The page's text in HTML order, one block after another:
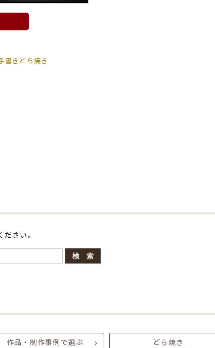
書きどら焼き
さい。
作品・制作事例で選ぶ どら焼き